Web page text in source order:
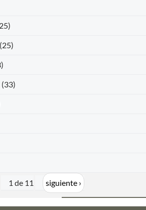
(25)
(33)
1 de 11 siguiente ›